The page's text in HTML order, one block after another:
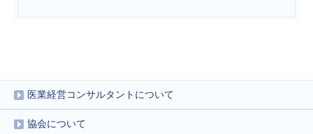
医業経営コンサルタントについて
協会について